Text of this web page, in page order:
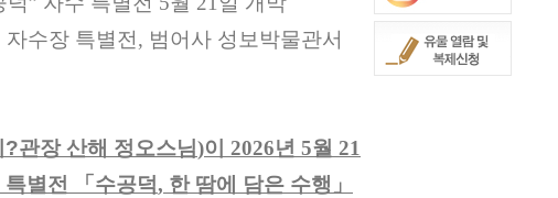
수장 특별전 , 범어사 성보박물관서
?관장 산해 정오스님)이 2026년 5월 21
별전 「 수공덕, 한 땀에 담은 수행 」